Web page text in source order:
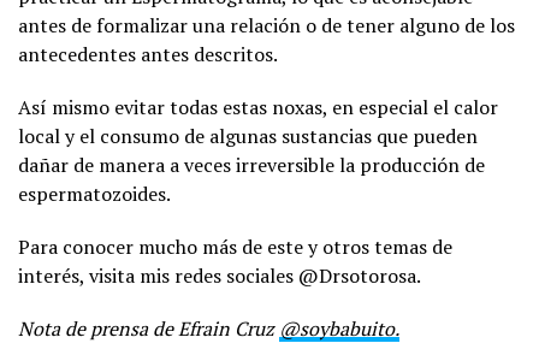
antes de formalizar una relación o de tener alguno de los
antecedentes antes descritos.
Así mismo evitar todas estas noxas, en especial el calor
local y el consumo de algunas sustancias que pueden
dañar de manera a veces irreversible la producción de
espermatozoides.
Para conocer mucho más de este y otros temas de
interés, visita mis redes sociales @Drsotorosa.
Nota de prensa de Efrain Cruz @soybabuito.